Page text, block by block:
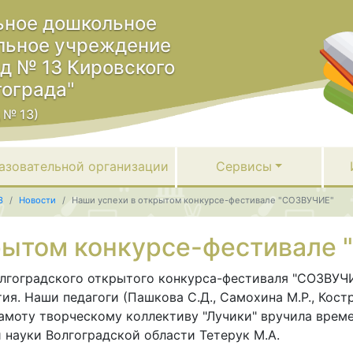
дошкольное
учреждение
№ 13 Кировского
№ 13)
организации Сервисы
Новости Наши успехи в открытом конкурсе-фестивале "СОЗВУЧИЕ"
конкурсе-
открытого конкурса-фестиваля
Наши педагоги (Пашкова С.Д., Самохина М.Р.,
творческому коллективу "Лучики" вручила
Волгоградской области Тетерук М.А.